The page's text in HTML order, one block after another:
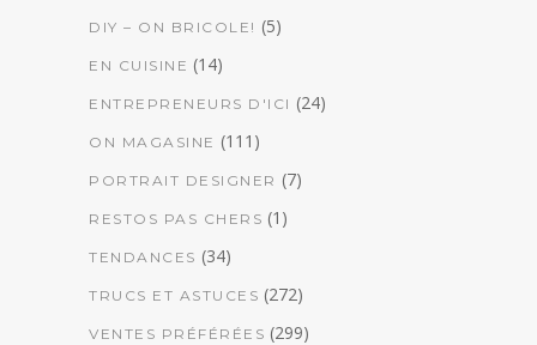
DIY – ON BRICOLE! (5)
EN CUISINE (14)
ENTREPRENEURS D'ICI (24)
ON MAGASINE (111)
PORTRAIT DESIGNER (7)
RESTOS PAS CHERS (1)
TENDANCES (34)
TRUCS ET ASTUCES (272)
VENTES PRÉFÉRÉES (299)